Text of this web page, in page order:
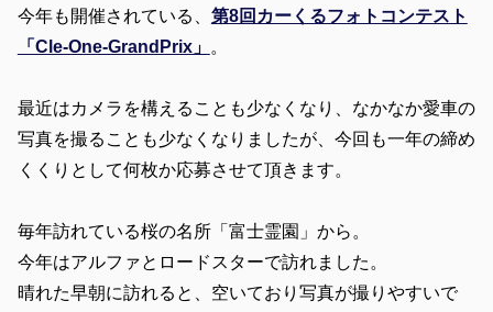
今年も開催されている、 第8回カーくるフォトコンテスト
「Cle-One-GrandPrix」 。
最近はカメラを構えることも少なくなり、なかなか愛車の
写真を撮ることも少なくなりましたが、今回も一年の締め
くくりとして何枚か応募させて頂きます。
毎年訪れている桜の名所「富士霊園」から。
今年はアルファとロードスターで訪れました。
晴れた早朝に訪れると、空いており写真が撮りやすいで